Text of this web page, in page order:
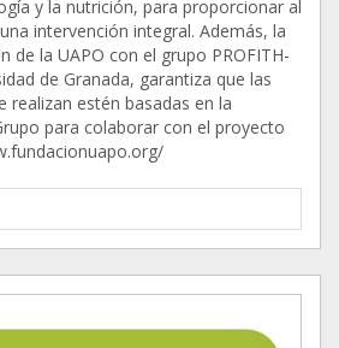
y la nutrición, para proporcionar al
intervención integral. Además, la
de la UAPO con el grupo PROFITH-
de Granada, garantiza que las
realizan estén basadas en la
para colaborar con el proyecto